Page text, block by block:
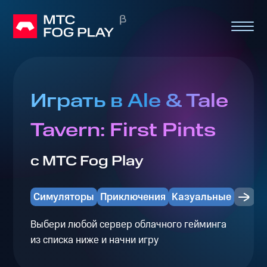
Играть в Ale & Tale
Tavern: First Pints
с МТС Fog Play
Симуляторы Приключения Казуальные
Выбери любой сервер облачного гейминга
из списка ниже и начни игру